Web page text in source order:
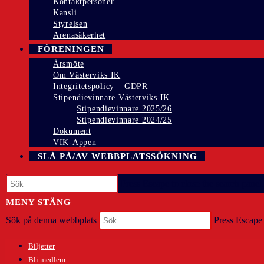
Kansli
Styrelsen
Arenasäkerhet
FÖRENINGEN
Årsmöte
Om Västerviks IK
Integritetspolicy – GDPR
Stipendievinnare Västerviks IK
Stipendievinnare 2025/26
Stipendievinnare 2024/25
Dokument
VIK-Appen
SLÅ PÅ/AV WEBBPLATSSÖKNING
MENY STÄNG
Sök på denna webbplats Press
Biljetter
Bli medlem